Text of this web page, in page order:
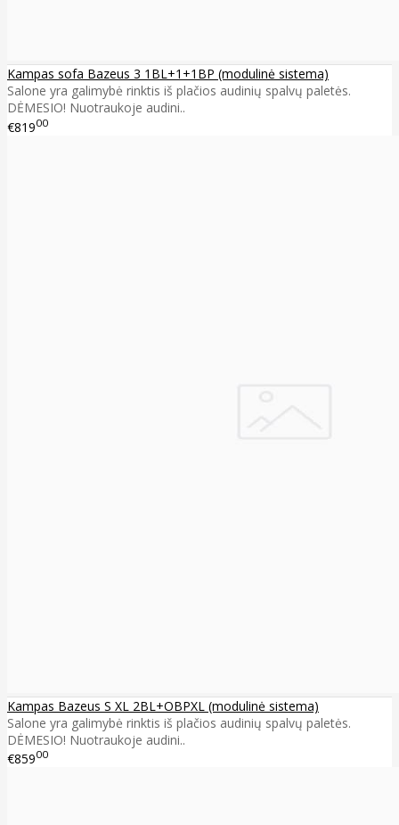
Kampas sofa Bazeus 3 1BL+1+1BP (modulinė sistema)
Salone yra galimybė rinktis iš plačios audinių spalvų paletės.
DĖMESIO! Nuotraukoje audini..
€81900
Kampas Bazeus S XL 2BL+OBPXL (modulinė sistema)
Salone yra galimybė rinktis iš plačios audinių spalvų paletės.
DĖMESIO! Nuotraukoje audini..
€85900